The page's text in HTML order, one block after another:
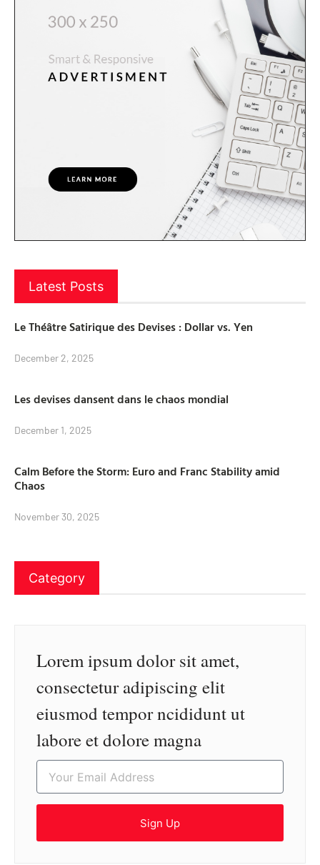
Latest Posts
Le Théâtre Satirique des Devises : Dollar vs. Yen
December 2, 2025
Les devises dansent dans le chaos mondial
December 1, 2025
Calm Before the Storm: Euro and Franc Stability amid
Chaos
November 30, 2025
Category
Lorem ipsum dolor sit amet,
consectetur adipiscing elit
eiusmod tempor ncididunt ut
labore et dolore magna
Sign Up